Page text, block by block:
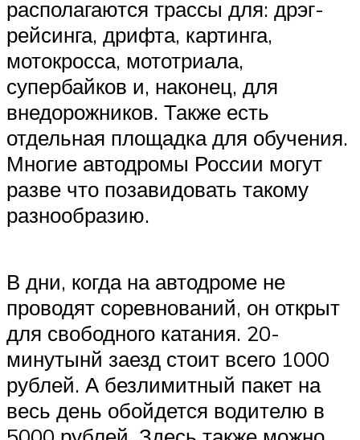
располагаются трассы для: дрэг-
рейсинга, дрифта, картинга,
мотокросса, мототриала,
супербайков и, наконец, для
внедорожников. Также есть
отдельная площадка для обучения.
Многие автодромы России могут
разве что позавидовать такому
разнообразию.
В дни, когда на автодроме не
проводят соревнований, он открыт
для свободного катания. 20-
минутынй заезд стоит всего 1000
рублей. А безлимитный пакет на
весь день обойдется водителю в